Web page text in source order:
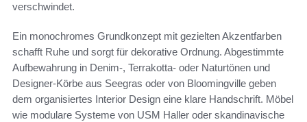
verschwindet.
Ein monochromes Grundkonzept mit gezielten Akzentfarben
schafft Ruhe und sorgt für dekorative Ordnung. Abgestimmte
Aufbewahrung in Denim-, Terrakotta- oder Naturtönen und
Designer-Körbe aus Seegras oder von Bloomingville geben
dem organisiertes Interior Design eine klare Handschrift. Möbel
wie modulare Systeme von USM Haller oder skandinavische